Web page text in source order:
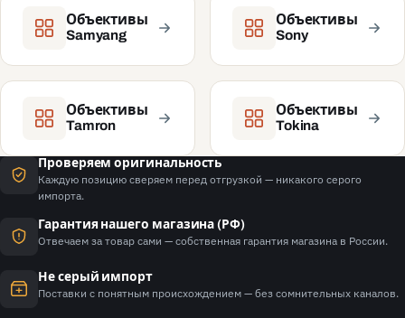
Объективы
Samyang
Объективы
Sony
Объективы
Tamron
Объективы
Tokina
Проверяем оригинальность
Каждую позицию сверяем перед отгрузкой — никакого серого
импорта.
Гарантия нашего магазина (РФ)
Отвечаем за товар сами — собственная гарантия магазина в России.
Не серый импорт
Поставки с понятным происхождением — без сомнительных каналов.